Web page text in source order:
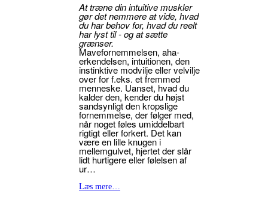
At træne din intuitive muskler
gør det nemmere at vide, hvad
du har behov for, hvad du reelt
har lyst til - og at sætte
grænser.
Mavefornemmelsen, aha-
erkendelsen, intuitionen, den
instinktive modvilje eller velvilje
over for f.eks. et fremmed
menneske. Uanset, hvad du
kalder den, kender du højst
sandsynligt den kropslige
fornemmelse, der følger med,
når noget føles umiddelbart
rigtigt eller forkert. Det kan
være en lille knugen i
mellemgulvet, hjertet der slår
lidt hurtigere eller følelsen af
ur…
Læs mere…